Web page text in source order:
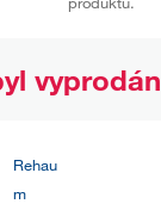
vyprodán
Rehau
m